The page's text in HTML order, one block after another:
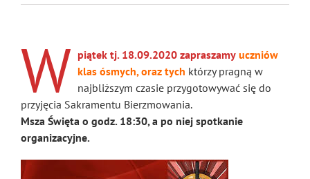
W piątek tj. 18.09.2020 zapraszamy uczniów
klas ósmych, oraz tych którzy pragną w
najbliższym czasie przygotowywać się do
przyjęcia Sakramentu Bierzmowania.
Msza Święta o godz. 18:30, a po niej spotkanie
organizacyjne.